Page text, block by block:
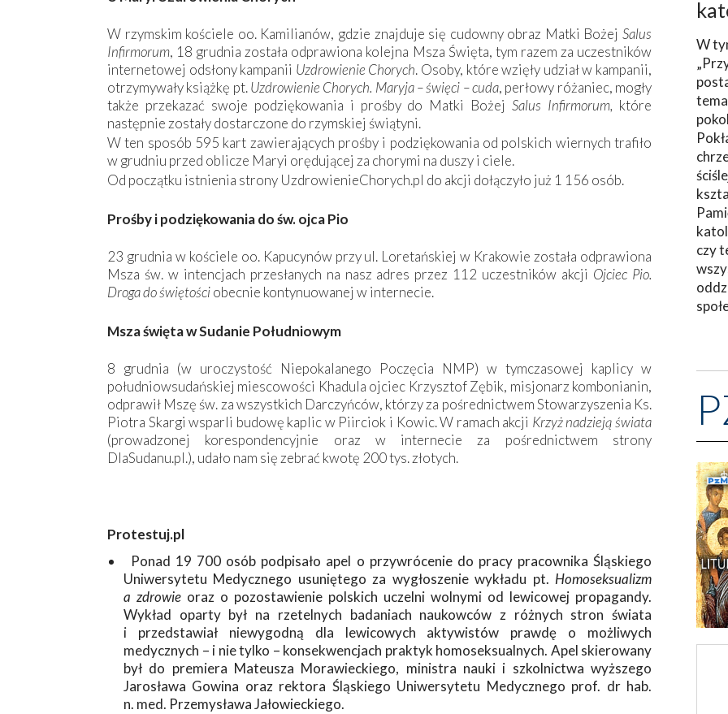
W rzymskim kościele oo. Kamilianów, gdzie znajduje się cudowny obraz Matki Bożej Salus
Infirmorum, 18 grudnia została odprawiona kolejna Msza Święta, tym razem za uczestników
internetowej odsłony kampanii Uzdrowienie Chorych. Osoby, które wzięły udział w kampanii,
otrzymywały książkę pt.Uzdrowienie Chorych. Maryja – święci – cuda, perłowy różaniec, mogły
także przekazać swoje podziękowania i prośby do Matki BożejSalus Infirmorum, które
następnie zostały dostarczone do rzymskiej świątyni.
W ten sposób 595 kart zawierających prośby i podziękowania od polskich wiernych trafiło
w grudniu przed oblicze Maryi orędującej za chorymi na duszy i ciele.
Od początku istnienia strony UzdrowienieChorych.pl do akcji dołączyło już 1 156 osób.
Prośby i podziękowania do św. ojca Pio
23 grudnia w kościele oo. Kapucynów przy ul. Loretańskiej w Krakowie została odprawiona
Msza św. w intencjach przesłanych na nasz adres przez 112 uczestników akcji Ojciec Pio.
Droga do świętościobecnie kontynuowanej w internecie.
Msza święta w Sudanie Południowym
8 grudnia (w uroczystość Niepokalanego Poczęcia NMP) w tymczasowej kaplicy w
południowsudańskiej miescowości Khadula ojciec Krzysztof Zębik, misjonarz kombonianin,
odprawił Mszę św. za wszystkich Darczyńców, którzy za pośrednictwem Stowarzyszenia Ks.
Piotra Skargi wsparli budowę kaplic w Piirciok i Kowic. W ramach akcji Krzyż nadzieją świata
(prowadzonej korespondencyjnie oraz w internecie za pośrednictwem strony
DlaSudanu.pl.), udało nam się zebrać kwotę 200 tys. złotych.
Protestuj.pl
Ponad 19 700 osób podpisało apel o przywrócenie do pracy pracownika Śląskiego
Uniwersytetu Medycznego usuniętego za wygłoszenie wykładu pt. Homoseksualizm
a zdrowie oraz o pozostawienie polskich uczelni wolnymi od lewicowej propagandy.
Wykład oparty był na rzetelnych badaniach naukowców z różnych stron świata
i przedstawiał niewygodną dla lewicowych aktywistów prawdę o możliwych
medycznych – i nie tylko – konsekwencjach praktyk homoseksualnych. Apel skierowany
był do premiera Mateusza Morawieckiego, ministra nauki i szkolnictwa wyższego
Jarosława Gowina oraz rektora Śląskiego Uniwersytetu Medycznego prof. dr hab.
n. med. Przemysława Jałowieckiego.
W
czy